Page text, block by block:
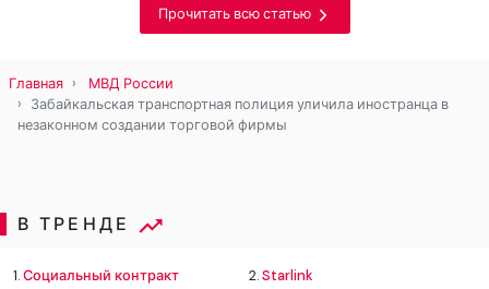
Прочитать всю статью
Главная
МВД России
Забайкальская транспортная полиция уличила иностранца в
незаконном создании торговой фирмы
В ТРЕНДЕ
1.Социальный контракт 2.Starlink